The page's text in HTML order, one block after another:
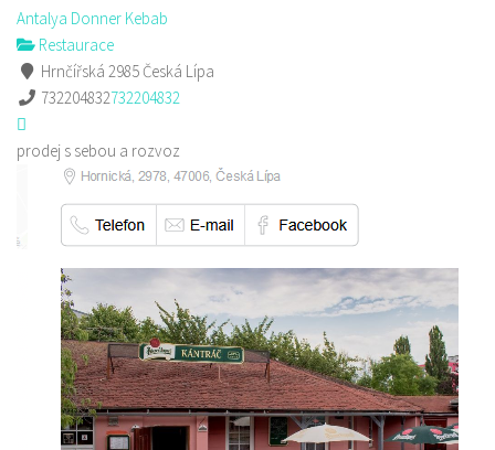
Antalya Donner Kebab
Restaurace
Hrnčířská 2985 Česká Lípa
732204832732204832
prodej s sebou a rozvoz